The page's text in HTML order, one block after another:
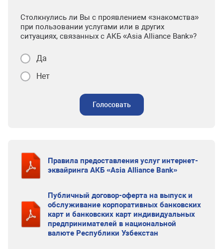
Столкнулись ли Вы с проявлением «знакомства»
при пользовании услугами или в других
ситуациях, связанных с АКБ «Asia Alliance Bank»?
Да
Нет
Голосовать
Правила предоставления услуг интернет-
эквайринга АКБ «Asia Alliance Bank»
Публичный договор-оферта на выпуск и
обслуживание корпоративных банковских
карт и банковских карт индивидуальных
предпринимателей в национальной
валюте Республики Узбекстан